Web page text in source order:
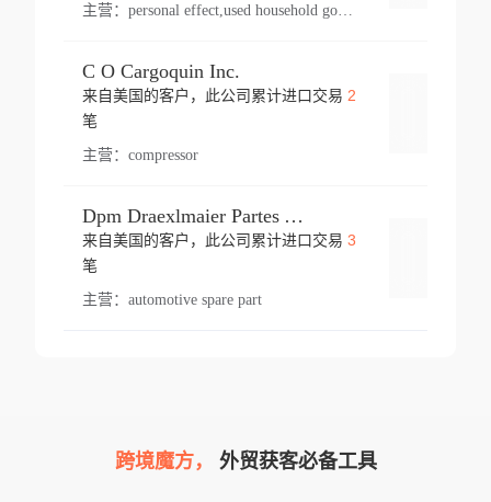
主营： personal effect,used household goods
C O Cargoquin Inc.
来自美国的客户，此公司累计进口交易 2
笔
主营： compressor
Dpm Draexlmaier Partes Automotrices Corr Ind Huejotzingo
来自美国的客户，此公司累计进口交易 3
笔
主营： automotive spare part
跨境魔方， 外贸获客必备工具